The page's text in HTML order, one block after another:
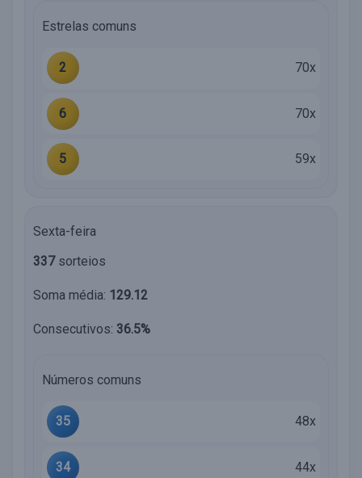
Estrelas comuns
2 70x
6 70x
5 59x
Sexta-feira
337sorteios
Soma média: 129.12
Consecutivos: 36.5%
Números comuns
35 48x
34 44x